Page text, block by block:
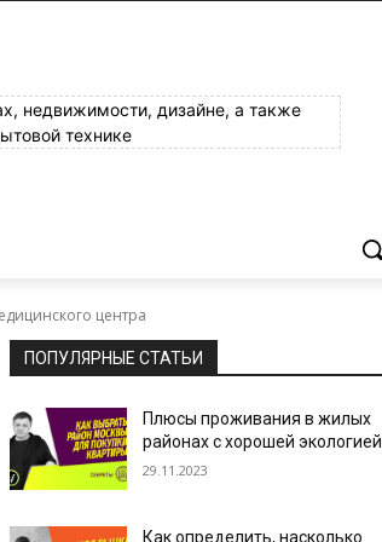
недвижимости, дизайне, а также
технике
центра
ПОПУЛЯРНЫЕ СТАТЬИ
Плюсы проживания в жилых
районах с хорошей экологией
29.11.2023
Как определить, насколько